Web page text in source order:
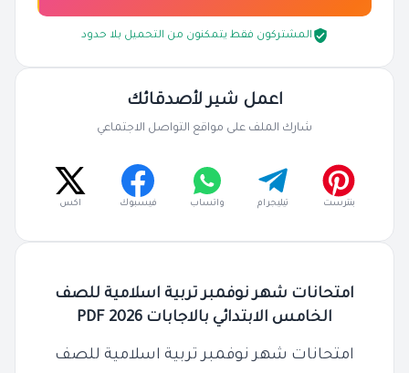
امتحانات شهر نوفمبر تربية اسلامية للصف
الخامس الابتدائي بالاجابات 2026 PDF
امتحانات شهر نوفمبر تربية اسلامية للصف
المشتركون فقط يتمكنون من التحميل بلا حدود
اعمل شير لأصدقائك
شارك الملف على مواقع التواصل الاجتماعي
بنترست تيليجرام واتساب فيسبوك اكس